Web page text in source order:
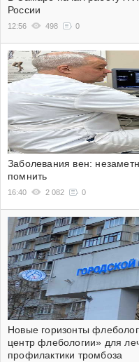
России
12:56 498 0
Заболевания вен:
помнить
16:40 2 082 0
Новые горизонты
центр флебологии» для
профилактики тромбоза